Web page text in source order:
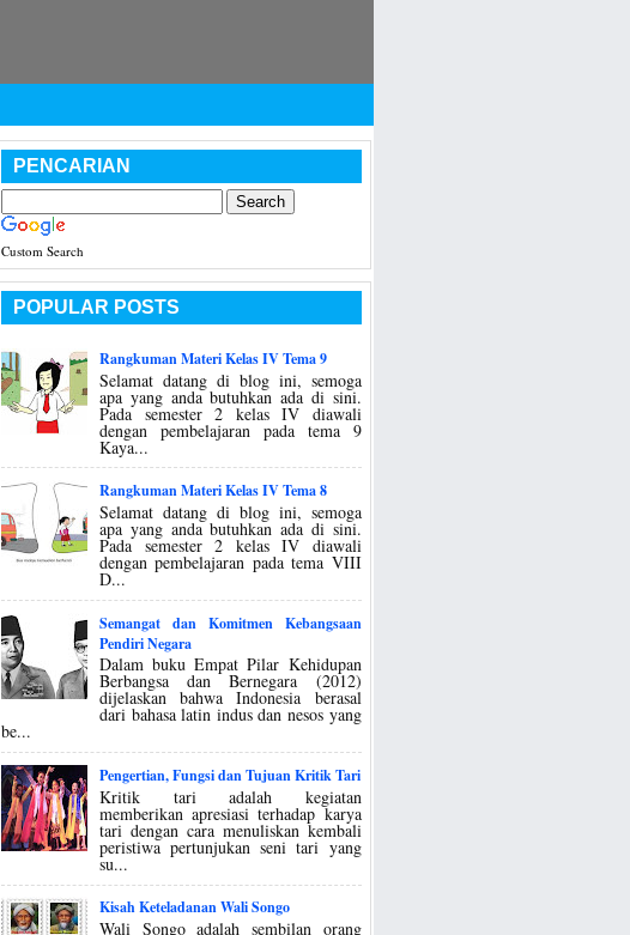
PENCARIAN
Custom Search
POPULAR POSTS
Rangkuman Materi Kelas IV Tema 9
Selamat datang di blog ini, semoga
apa yang anda butuhkan ada di sini.
Pada semester 2 kelas IV diawali
dengan pembelajaran pada tema 9
Kaya...
Rangkuman Materi Kelas IV Tema 8
Selamat datang di blog ini, semoga
apa yang anda butuhkan ada di sini.
Pada semester 2 kelas IV diawali
dengan pembelajaran pada tema VIII
D...
Semangat dan Komitmen Kebangsaan
Pendiri Negara
Dalam buku Empat Pilar Kehidupan
Berbangsa dan Bernegara (2012)
dijelaskan bahwa Indonesia berasal
dari bahasa latin indus dan nesos yang
be...
Pengertian, Fungsi dan Tujuan Kritik Tari
Kritik tari adalah kegiatan
memberikan apresiasi terhadap karya
tari dengan cara menuliskan kembali
peristiwa pertunjukan seni tari yang
su...
Kisah Keteladanan Wali Songo
Wali Songo adalah sembilan orang